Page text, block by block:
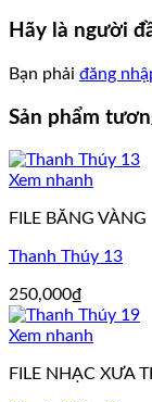
Hãy là người
Bạn phải đăng
Sản phẩm
Xem nhanh
FILE BĂNG VÀNG
Thanh Thúy 13
250,000₫
Xem nhanh
FILE NHẠC XƯA